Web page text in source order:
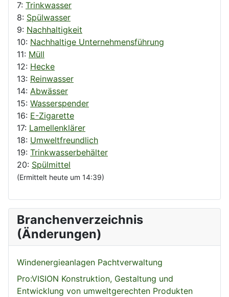
7: Trinkwasser
8: Spülwasser
9: Nachhaltigkeit
10: Nachhaltige Unternehmensführung
11: Müll
12: Hecke
13: Reinwasser
14: Abwässer
15: Wasserspender
16: E-Zigarette
17: Lamellenklärer
18: Umweltfreundlich
19: Trinkwasserbehälter
20: Spülmittel
(Ermittelt heute um 14:39)
Branchenverzeichnis
(Änderungen)
Windenergieanlagen Pachtverwaltung
Pro:VISION Konstruktion, Gestaltung und
Entwicklung von umweltgerechten Produkten